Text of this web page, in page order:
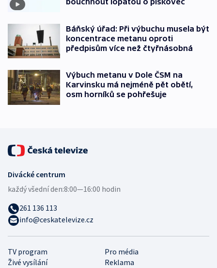
Báňský úřad: Při výbuchu musela být
koncentrace metanu oproti
předpisům více než čtyřnásobná
Výbuch metanu v Dole ČSM na
Karvinsku má nejméně pět obětí,
osm horníků se pohřešuje
TV program
Pro média
Živé vysílání
Reklama
Divácké centrum
každý všední den:8:00—16:00 hodin
261 136 113
info@ceskatelevize.cz